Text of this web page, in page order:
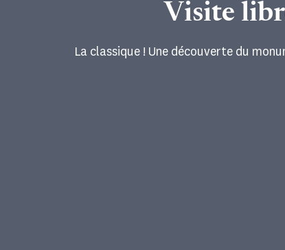
Visite
La classique ! Une découverte du